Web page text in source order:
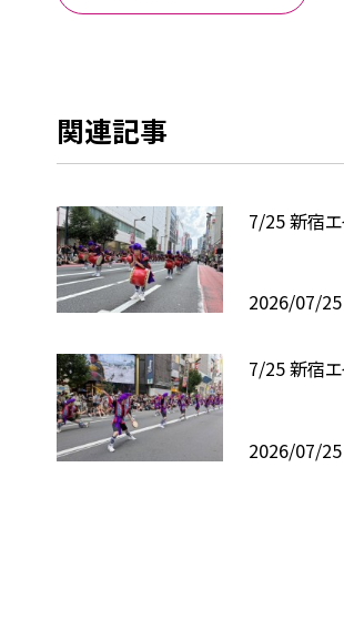
関連記事
7/25 新宿エ
2026/07/25
7/25 新宿エ
2026/07/25